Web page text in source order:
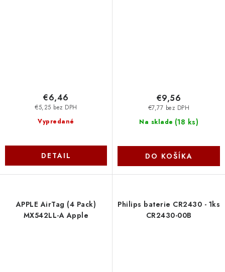
Vypredané
€5,25 bez DPH
€6,46
DETAIL
Na sklade (18 ks)
€7,77 bez DPH
€9,56
DO KOŠÍKA
APPLE AirTag (4 Pack)
MX542LL-A Apple
Philips baterie CR2430 - 1ks
CR2430-00B